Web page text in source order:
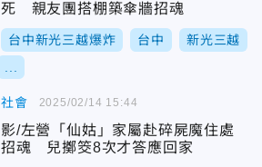
死 親友團搭棚築傘牆招魂
台中新光三越爆炸 台中 新光三越
社會
影/左營「仙姑」家屬赴碎屍魔住處
招魂 兒擲筊8次才答應回家
2025/02/14 15:44